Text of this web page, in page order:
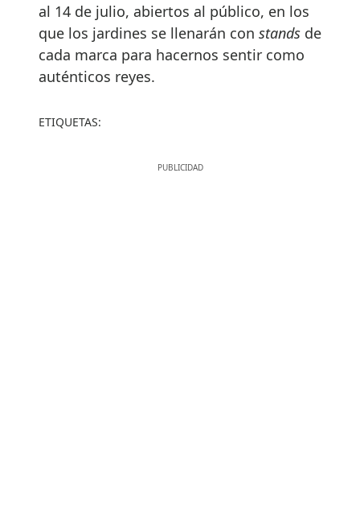
al 14 de julio, abiertos al público, en los
que los jardines se llenarán con stands de
cada marca para hacernos sentir como
auténticos reyes.
ETIQUETAS: